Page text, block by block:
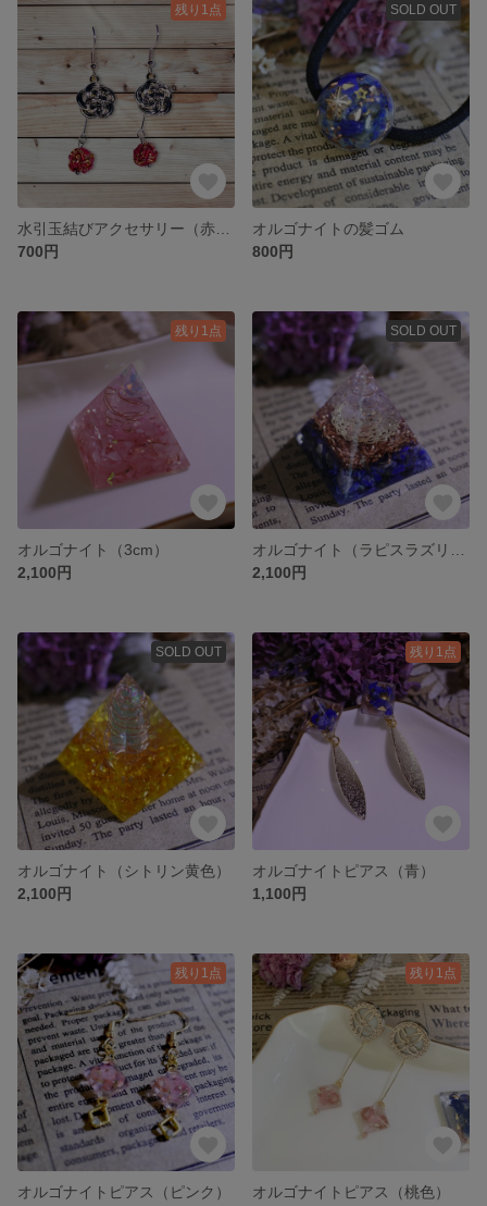
残り1点
700円
SOLD OUT
オルゴナイトの髪ゴム
800円
残り1点
オルゴナイト（3cm）
2,100円
SOLD OUT
2,100円
SOLD OUT
オルゴナイト（シトリン黄色）
2,100円
残り1点
オルゴナイトピアス（青）
1,100円
残り1点
オルゴナイトピアス（ピンク）
残り1点
オルゴナイトピアス（桃色）